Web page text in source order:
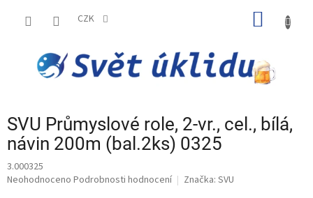
CZK
SVU Průmyslové role, 2-vr., cel., bílá,
návin 200m (bal.2ks) 0325
3.000325
Průměrné
Neohodnoceno Podrobnosti hodnocení Značka: SVU